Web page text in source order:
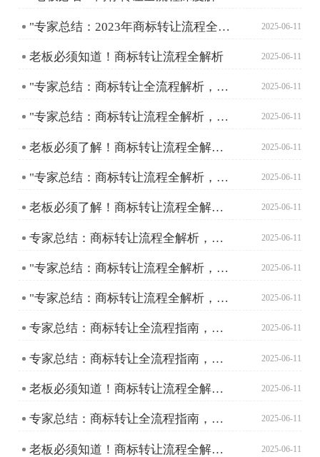
"专家总结：2023年商标转让流程全攻略，企业必备指南" 2025-06-11
老板必须知道！商标转让流程全解析 2025-06-11
"专家总结：商标转让全流程解析，助您轻松完成品牌资产转移" 2025-06-11
"专家总结：商标转让流程全解析，助您轻松完成品牌资产转移" 2025-06-11
老板必须了解！商标转让流程全解析，助您快速拥有心仪商标 2025-06-11
"专家总结：商标转让流程全解析，助您轻松完成品牌资产转移" 2025-06-11
老板必须了解！商标转让流程全解析，助您快速拥有心仪商标 2025-06-11
专家总结：商标转让流程全解析，助您高效完成品牌资产转移 2025-06-11
"专家总结：商标转让流程全解析，创业者必看" 2025-06-11
"专家总结：商标转让流程全解析，创业者必看" 2025-06-11
专家总结：商标转让全流程指南，老板必须掌握的实操技巧 2025-06-11
专家总结：商标转让全流程指南，助您轻松搞定品牌资产转移 2025-06-11
老板必须知道！商标转让流程全解析，助您轻松拥有心仪商标 2025-06-11
专家总结：商标转让全流程指南，助您轻松搞定品牌资产转移 2025-06-11
老板必须知道！商标转让流程全解析，助您轻松拥有心仪商标 2025-06-11